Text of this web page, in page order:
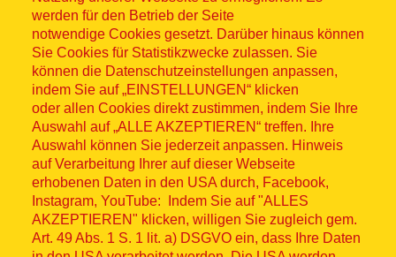
werden für den Betrieb der Seite
notwendige Cookies gesetzt. Darüber hinaus können
Sie Cookies für Statistikzwecke zulassen. Sie
können die Datenschutzeinstellungen anpassen,
indem Sie auf „EINSTELLUNGEN“ klicken
oder allen Cookies direkt zustimmen, indem Sie Ihre
Auswahl auf „ALLE AKZEPTIEREN“ treffen. Ihre
Auswahl können Sie jederzeit anpassen. Hinweis
auf Verarbeitung Ihrer auf dieser Webseite
erhobenen Daten in den USA durch, Facebook,
Instagram, YouTube: Indem Sie auf "ALLES
AKZEPTIEREN" klicken, willigen Sie zugleich gem.
Art. 49 Abs. 1 S. 1 lit. a) DSGVO ein, dass Ihre Daten
Sitemap
© ASB 2026
Fußzeilenmenü
Impressum
Datenschutz